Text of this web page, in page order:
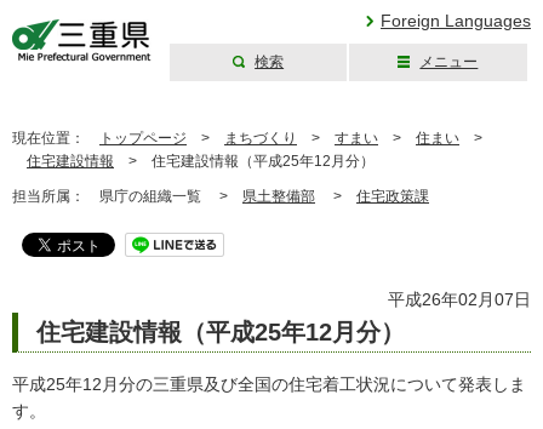
Foreign Languages
検索 メニュー
現在位置： トップページ > まちづくり > すまい > 住まい >
住宅建設情報 > 住宅建設情報（平成25年12月分）
担当所属： 県庁の組織一覧 > 県土整備部 > 住宅政策課
平成26年02月07日
住宅建設情報（平成25年12月分）
平成25年12月分の三重県及び全国の住宅着工状況について発表しま
す。